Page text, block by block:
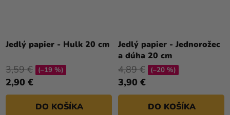
Jedlý papier - Hulk 20 cm
2,90 €
3,59 € (–19 %)
DO KOŠÍKA
Jedlý papier - Jednorožec
a dúha 20 cm
3,90 €
4,89 € (–20 %)
DO KOŠÍKA